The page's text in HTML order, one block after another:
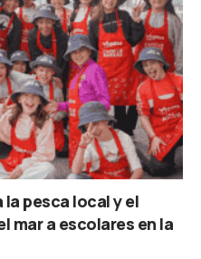
la pesca local y el
mar a escolares en la